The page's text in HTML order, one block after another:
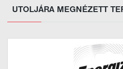
UTOLJÁRA MEGNÉZETT